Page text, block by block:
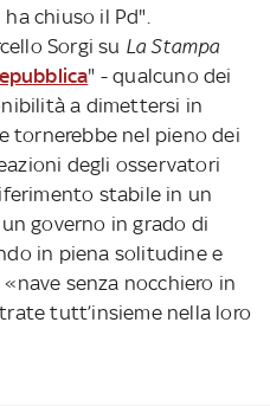
chiuso il Pd".
Sorgi su La Stampa
" - qualcuno dei
a dimettersi in
tornerebbe nel pieno dei
degli osservatori
stabile in un
governo in grado di
in piena solitudine e
senza nocchiero in
tutt’insieme nella loro